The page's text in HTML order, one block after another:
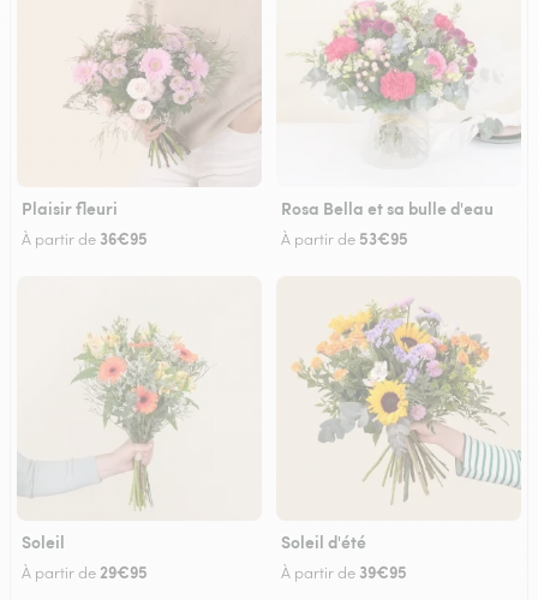
Plaisir fleuri
À partir de 36€95
Rosa Bella et sa bulle d'eau
À partir de 53€95
Soleil
À partir de29€95
Soleil d'été
À partir de 39€95